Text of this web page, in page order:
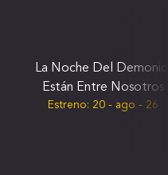
La Noche Del
Están Entre Nosotros
Estreno: 20 - ago - 26